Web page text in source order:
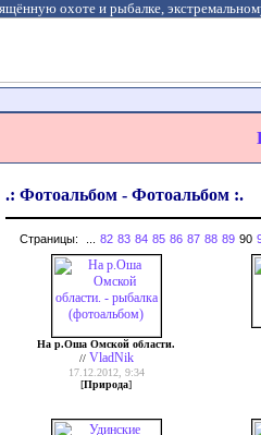
охоте и рыбалке,
.: Фотоальбом - Фотоальбом :.
Страницы: 82 83 84 85 86 87 88 89 90
На р.Оша Омской области.
// VladNik
17.12.2012, 9:34
[Природа]